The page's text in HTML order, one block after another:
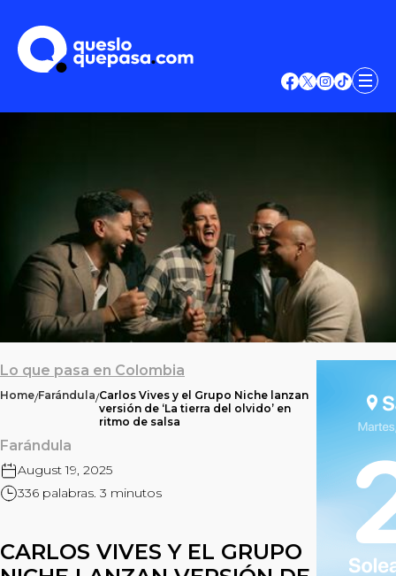
Lo que pasa en Colombia
Home/Farándula/Carlos Vives y el Grupo Niche lanzan
versión de ‘La tierra del olvido’ en
ritmo de salsa
Farándula
August 19, 2025
336 palabras. 3 minutos
CARLOS VIVES Y EL GRUPO